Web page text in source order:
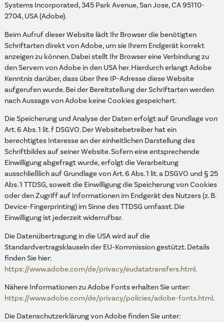
Systems Incorporated, 345 Park Avenue, San Jose, CA 95110-
2704, USA (Adobe).
Beim Aufruf dieser Website lädt Ihr Browser die benötigten
Schriftarten direkt von Adobe, um sie Ihrem Endgerät korrekt
anzeigen zu können. Dabei stellt Ihr Browser eine Verbindung zu
den Servern von Adobe in den USA her. Hierdurch erlangt Adobe
Kenntnis darüber, dass über Ihre IP-Adresse diese Website
aufgerufen wurde. Bei der Bereitstellung der Schriftarten werden
nach Aussage von Adobe keine Cookies gespeichert.
Die Speicherung und Analyse der Daten erfolgt auf Grundlage von
Art. 6 Abs. 1 lit. f DSGVO. Der Websitebetreiber hat ein
berechtigtes Interesse an der einheitlichen Darstellung des
Schriftbildes auf seiner Website. Sofern eine entsprechende
Einwilligung abgefragt wurde, erfolgt die Verarbeitung
ausschließlich auf Grundlage von Art. 6 Abs. 1 lit. a DSGVO und § 25
Abs. 1 TTDSG, soweit die Einwilligung die Speicherung von Cookies
oder den Zugriff auf Informationen im Endgerät des Nutzers (z. B.
Device-Fingerprinting) im Sinne des TTDSG umfasst. Die
Einwilligung ist jederzeit widerrufbar.
Die Datenübertragung in die USA wird auf die
Standardvertragsklauseln der EU-Kommission gestützt. Details
finden Sie hier:
https://www.adobe.com/de/privacy/eudatatransfers.html.
Nähere Informationen zu Adobe Fonts erhalten Sie unter:
https://www.adobe.com/de/privacy/policies/adobe-fonts.html.
Die Datenschutzerklärung von Adobe finden Sie unter: